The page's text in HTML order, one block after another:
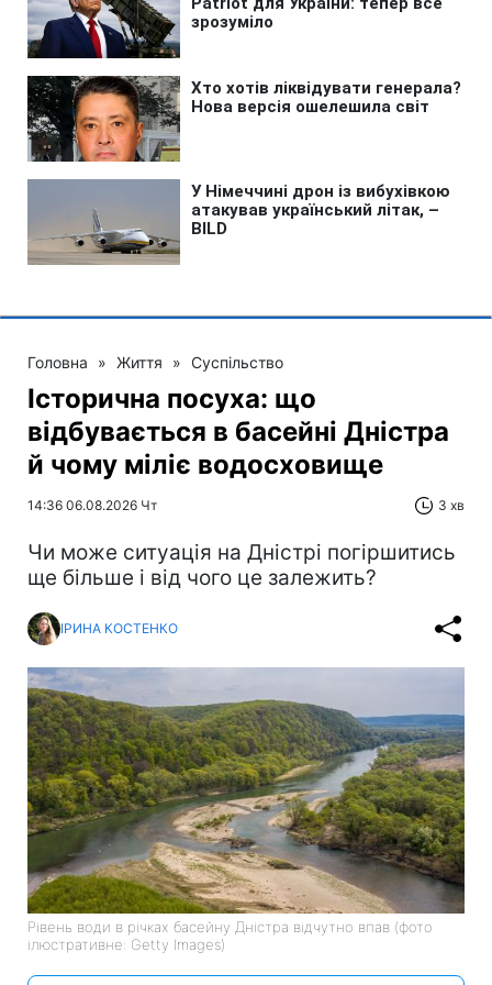
Головна » Життя » Суспільство
Історична посуха: що
відбувається в басейні Дністра
й чому міліє водосховище
14:36 06.08.2026 Чт 3 хв
Чи може ситуація на Дністрі погіршитись
ще більше і від чого це залежить?
ІРИНА КОСТЕНКО
Рівень води в річках басейну Дністра відчутно впав (фото
ілюстративне: Getty Images)